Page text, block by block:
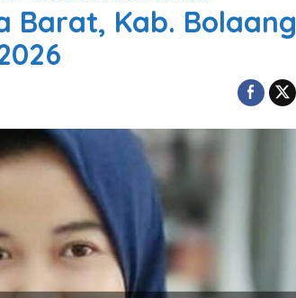
Barat, Kab. Bolaang